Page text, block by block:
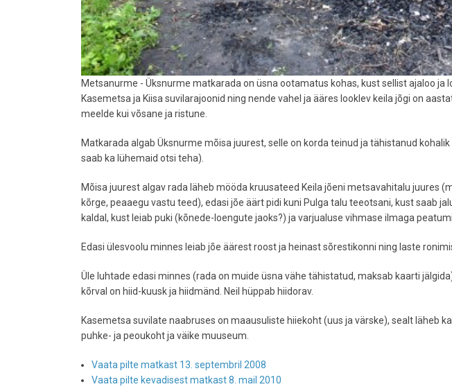
Metsanurme - Üksnurme matkarada on üsna ootamatus kohas, kust sellist ajaloo ja
Kasemetsa ja Kiisa suvilarajoonid ning nende vahel ja ääres looklev keila jõgi on
meelde kui võsane ja ristune.
Matkarada algab Üksnurme mõisa juurest, selle on korda teinud ja tähistanud
saab ka lühemaid otsi teha).
Mõisa juurest algav rada läheb mööda kruusateed Keila jõeni metsavahitalu juures
kõrge, peaaegu vastu teed), edasi jõe äärt pidi kuni Pulga talu teeotsani, kust saab
kaldal, kust leiab puki (kõnede-loengute jaoks?) ja varjualuse vihmase ilmaga
Edasi ülesvoolu minnes leiab jõe äärest roost ja heinast sõrestikonni ning laste
Üle luhtade edasi minnes (rada on muide üsna vähe tähistatud, maksab kaarti
kõrval on hiid-kuusk ja hiidmänd. Neil hüppab hiidorav.
Kasemetsa suvilate naabruses on maausuliste hiiekoht (uus ja värske), sealt läheb
puhke- ja peoukoht ja väike muuseum.
Vaata pilte matkast 13. septembril 2008
Vaata pilte kevadisest matkast 8. mail 2010